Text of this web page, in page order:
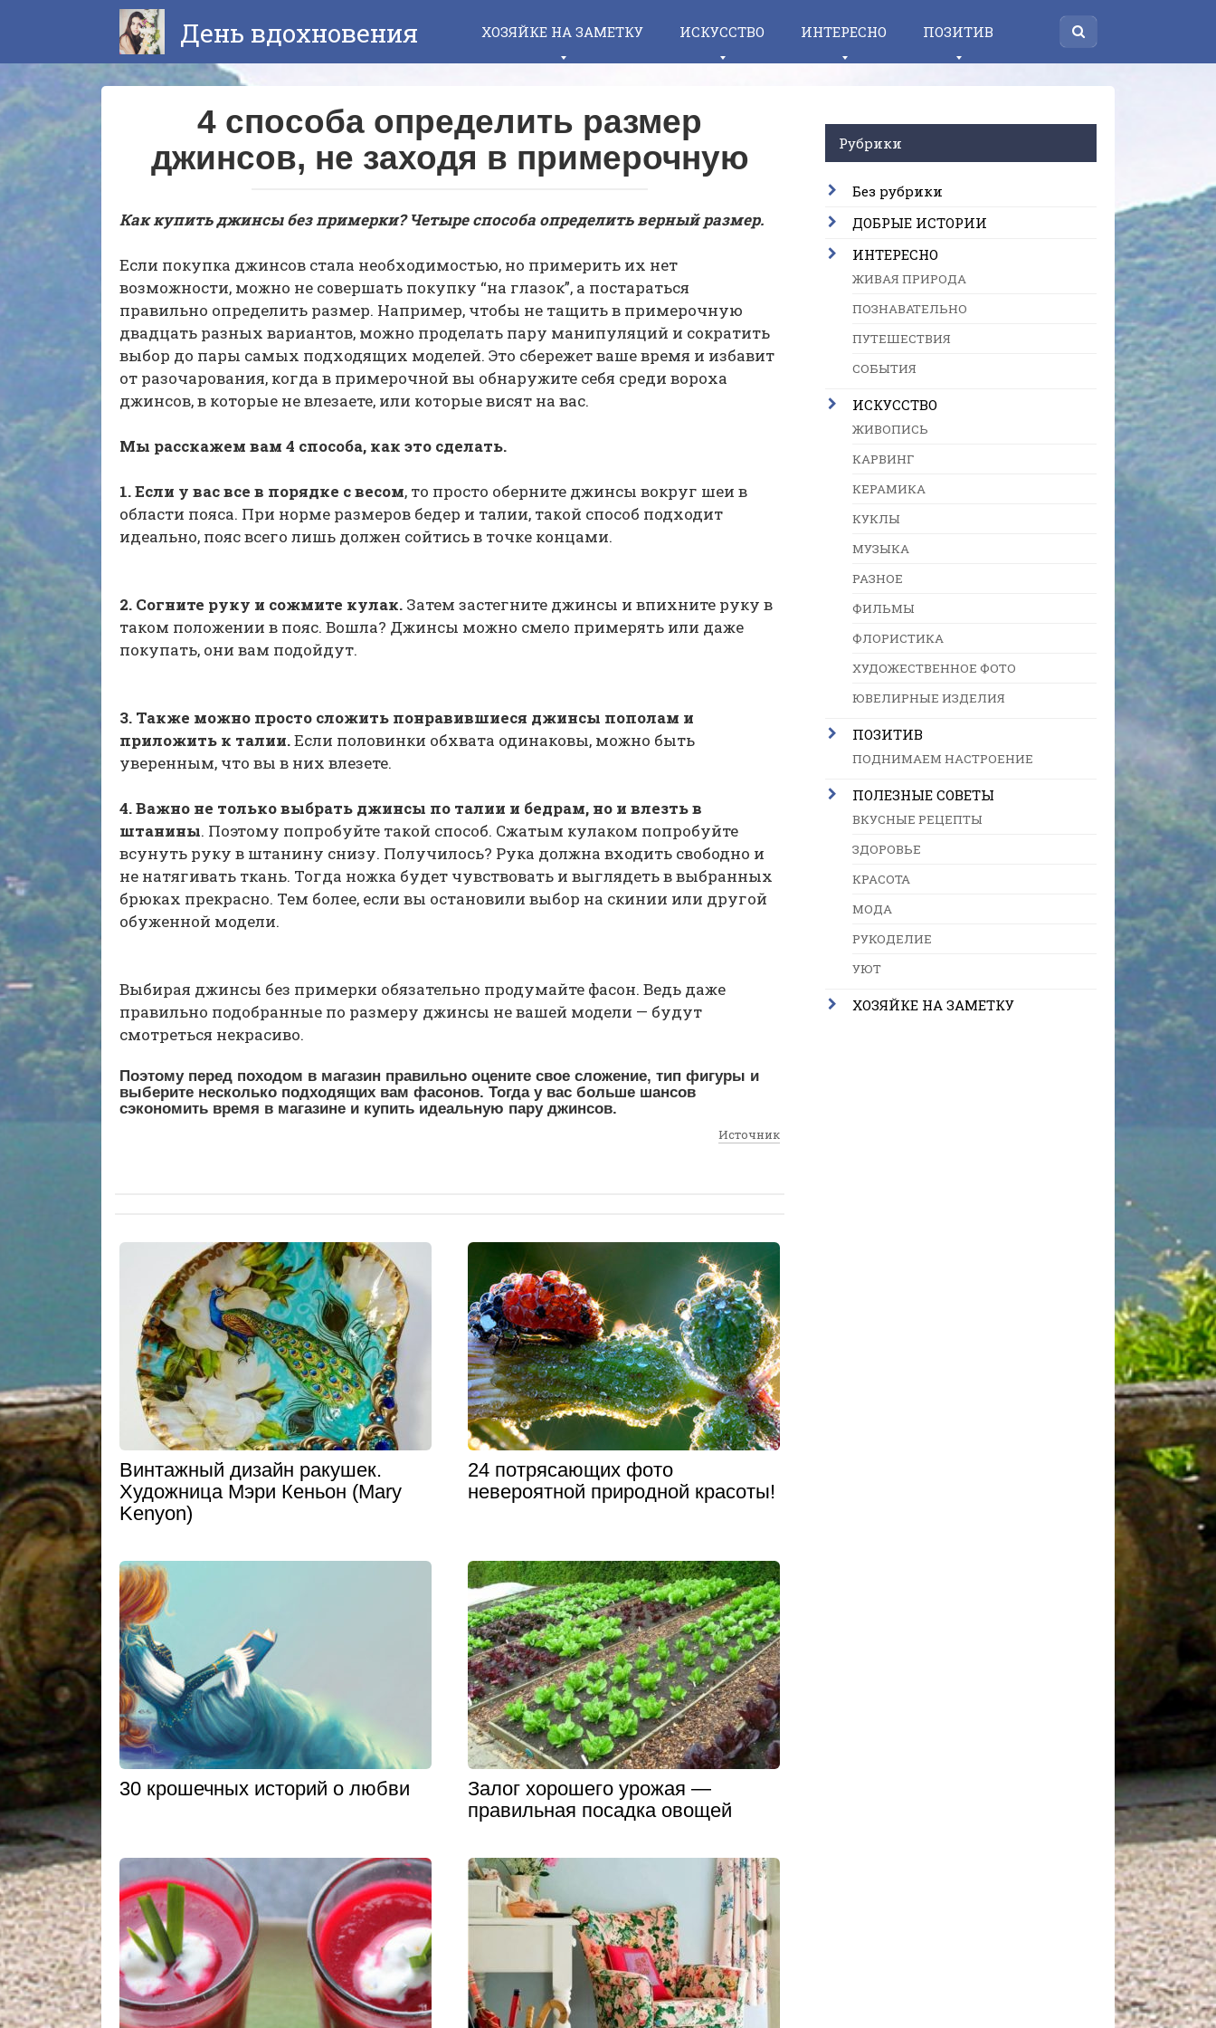
День вдохновения ХОЗЯЙКЕ НА ЗАМЕТКУ ИСКУССТВО ИНТЕРЕСНО ПОЗИТИВ
4 способа определить размер
джинсов, не заходя в примерочную
Как купить джинсы без примерки? Четыре способа определить верный размер.
Если покупка джинсов стала необходимостью, но примерить их нет
возможности, можно не совершать покупку “на глазок”, а постараться
правильно определить размер. Например, чтобы не тащить в примерочную
двадцать разных вариантов, можно проделать пару манипуляций и сократить
выбор до пары самых подходящих моделей. Это сбережет ваше время и избавит
от разочарования, когда в примерочной вы обнаружите себя среди вороха
джинсов, в которые не влезаете, или которые висят на вас.
Мы расскажем вам 4 способа, как это сделать.
1. Если у вас все в порядке с весом, то просто оберните джинсы вокруг шеи в
области пояса. При норме размеров бедер и талии, такой способ подходит
идеально, пояс всего лишь должен сойтись в точке концами.
2. Согните руку и сожмите кулак. Затем застегните джинсы и впихните руку в
таком положении в пояс. Вошла? Джинсы можно смело примерять или даже
покупать, они вам подойдут.
3. Также можно просто сложить понравившиеся джинсы пополам и
приложить к талии.Если половинки обхвата одинаковы, можно быть
уверенным, что вы в них влезете.
4. Важно не только выбрать джинсы по талии и бедрам, но и влезть в
штанины. Поэтому попробуйте такой способ. Сжатым кулаком попробуйте
всунуть руку в штанину снизу. Получилось? Рука должна входить свободно и
не натягивать ткань. Тогда ножка будет чувствовать и выглядеть в выбранных
брюках прекрасно. Тем более, если вы остановили выбор на скинии или другой
обуженной модели.
Выбирая джинсы без примерки обязательно продумайте фасон. Ведь даже
правильно подобранные по размеру джинсы не вашей модели — будут
смотреться некрасиво.
Поэтому перед походом в магазин правильно оцените свое сложение, тип фигуры и
выберите несколько подходящих вам фасонов. Тогда у вас больше шансов
сэкономить время в магазине и купить идеальную пару джинсов.
Источник
Bинтажный дизайн ракушек.
Художница Мэри Кеньон (Mary
Kenyon)
24 потрясающих фото
невероятной природной красоты!
30 крошечных историй о любви
Залог хорошего урожая —
правильная посадка овощей
Рубрики
Без рубрики
ДОБРЫЕ ИСТОРИИ
ИНТЕРЕСНО
ЖИВАЯ ПРИРОДА
ПОЗНАВАТЕЛЬНО
ПУТЕШЕСТВИЯ
СОБЫТИЯ
ИСКУССТВО
ЖИВОПИСЬ
КАРВИНГ
КЕРАМИКА
КУКЛЫ
МУЗЫКА
РАЗНОЕ
ФИЛЬМЫ
ФЛОРИСТИКА
ХУДОЖЕСТВЕННОЕ ФОТО
ЮВЕЛИРНЫЕ ИЗДЕЛИЯ
ПОЗИТИВ
ПОДНИМАЕМ НАСТРОЕНИЕ
ПОЛЕЗНЫЕ СОВЕТЫ
ВКУСНЫЕ РЕЦЕПТЫ
ЗДОРОВЬЕ
КРАСОТА
МОДА
РУКОДЕЛИЕ
УЮТ
ХОЗЯЙКЕ НА ЗАМЕТКУ